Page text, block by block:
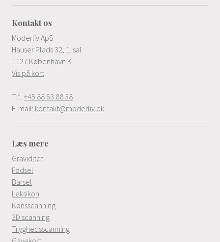
Kontakt os
Moderliv ApS
Hauser Plads 32, 1. sal
1127 København K
Vis på kort
Tlf.: +45 88 63 88 38
E-mail: kontakt@moderliv.dk
Læs mere
Graviditet
Fødsel
Barsel
Leksikon
Kønsscanning
3D scanning
Tryghedsscanning